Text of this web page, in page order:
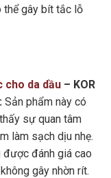
thể gây bít tắc lỗ
cho da dầu – KOR
Sản phẩm này có
sự quan tâm
làm sạch dịu nhẹ.
được đánh giá cao
gây nhờn rít.